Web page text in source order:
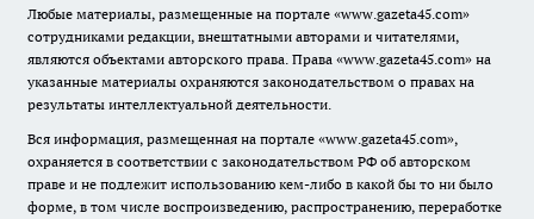
Любые материалы, размещенные на портале «www.gazeta45.com»
сотрудниками редакции, внештатными авторами и читателями,
являются объектами авторского права. Права «www.gazeta45.com» на
указанные материалы охраняются законодательством о правах на
результаты интеллектуальной деятельности.
Вся информация, размещенная на портале «www.gazeta45.com»,
охраняется в соответствии с законодательством РФ об авторском
праве и не подлежит использованию кем-либо в какой бы то ни было
форме, в том числе воспроизведению, распространению, переработке